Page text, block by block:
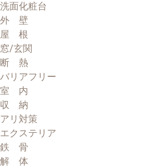
洗面化粧台
外 壁
屋 根
窓/玄関
断 熱
バリアフリー
室 内
収 納
アリ対策
エクステリア
鉄 骨
解 体